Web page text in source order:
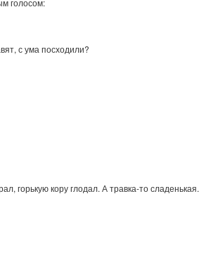
с ума посходили?
горькую кору глодал. А травка-то сладенькая.